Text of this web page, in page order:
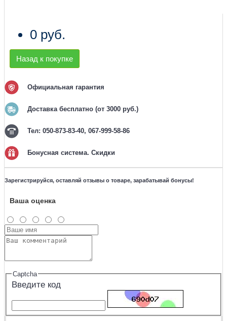
0 руб.
Назад к покупке
Официальная гарантия
Доставка бесплатно (от 3000 руб.)
Тел: 050-873-83-40, 067-999-58-86
Бонусная система. Скидки
Зарегистрируйся, оставляй отзывы о товаре, зарабатывай бонусы!
Ваша оценка
Captcha
Введите код